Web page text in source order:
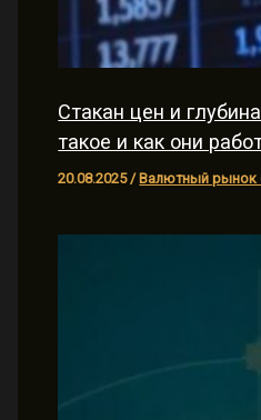
Стакан цен и
такое и как они
20.08.2025/ Валютный рынок